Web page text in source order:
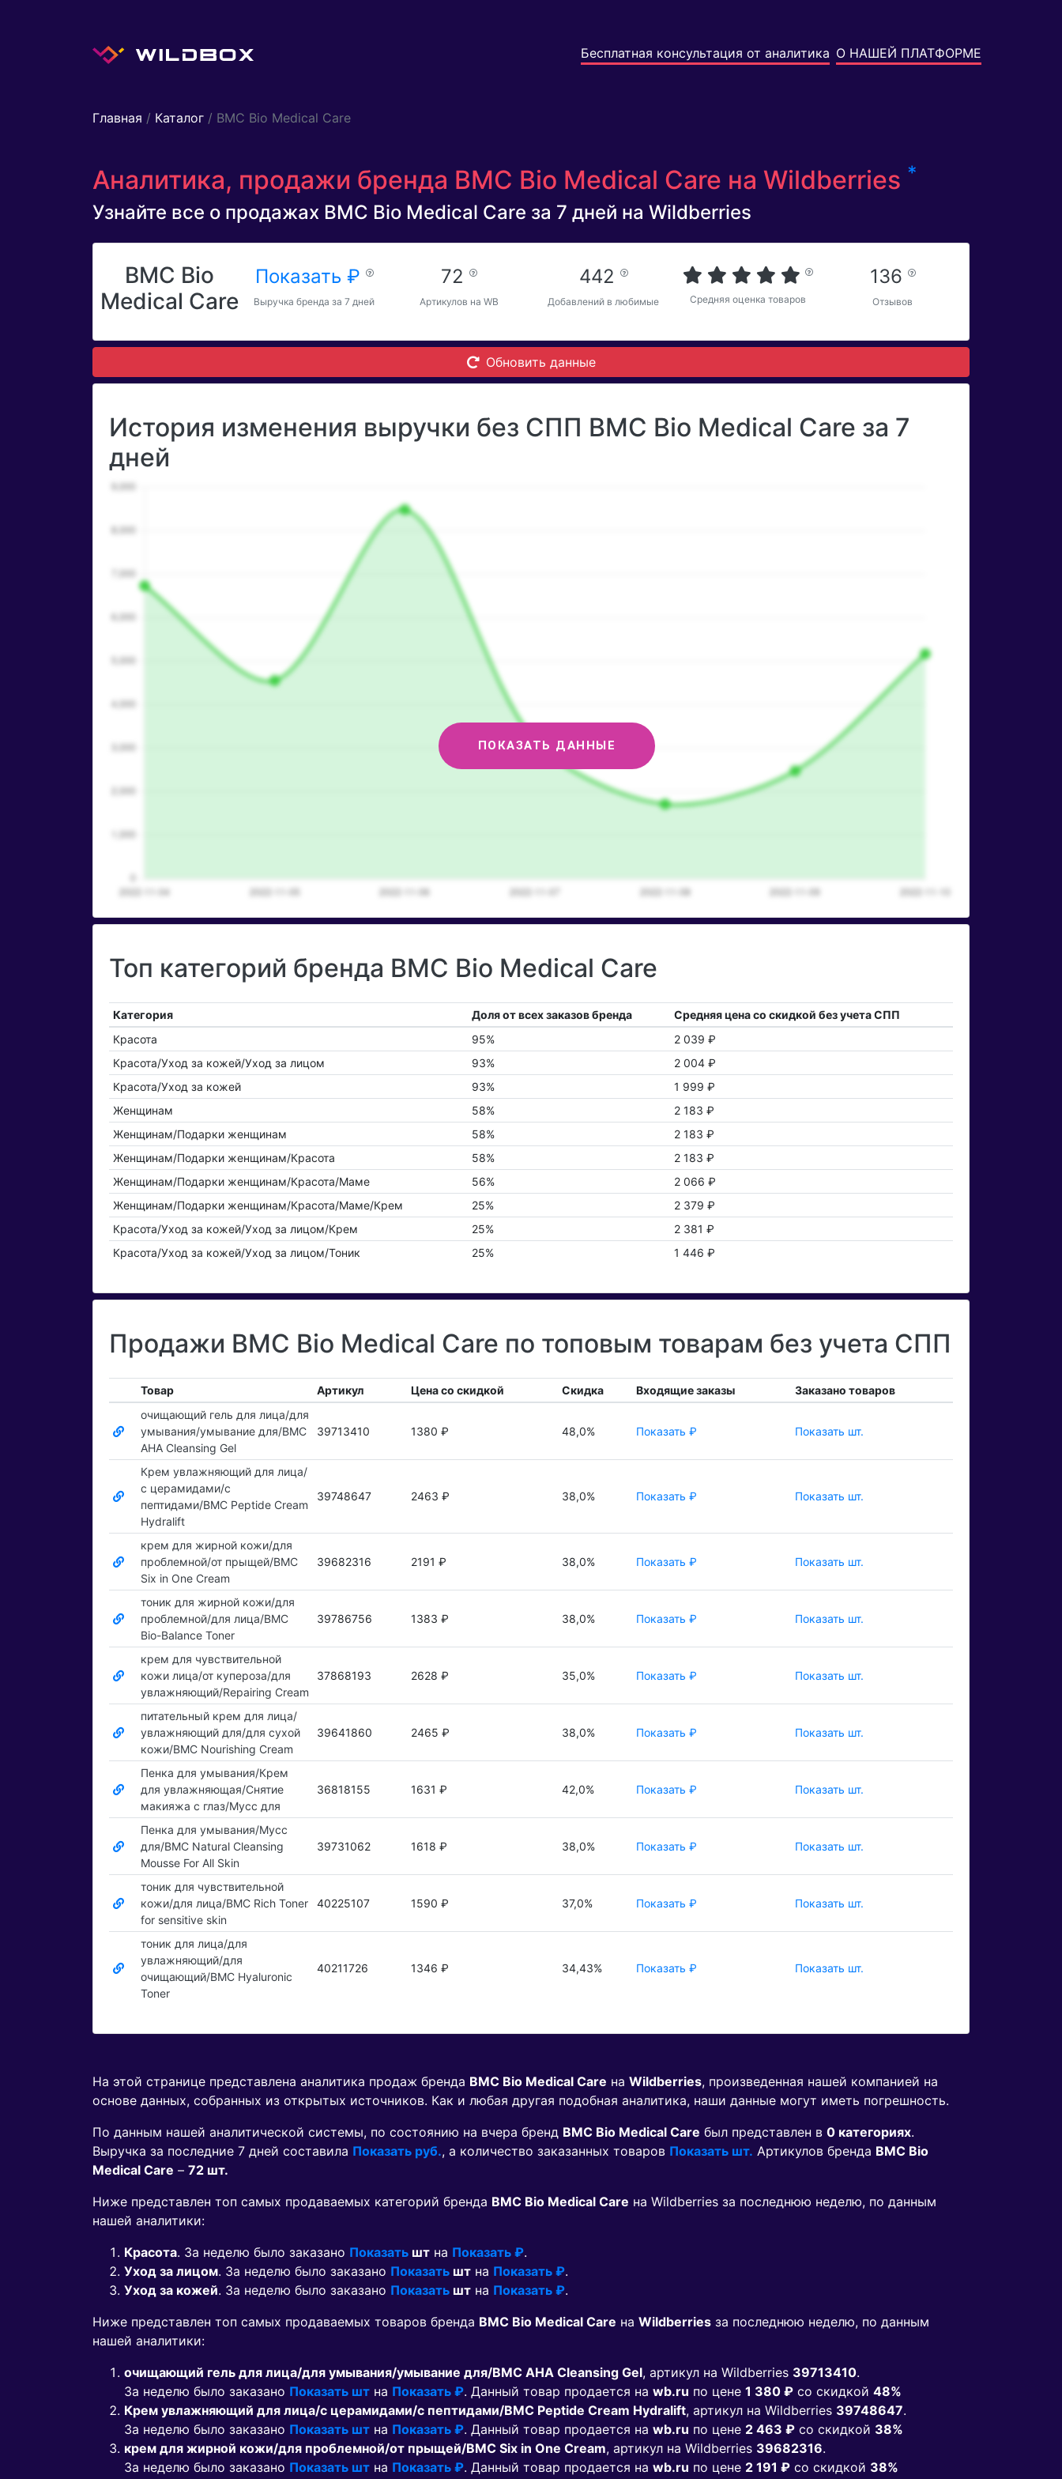
Бесплатная консультация от аналитика О НАШЕЙ ПЛАТФОРМЕ
Главная / Каталог / BMC Bio Medical Care
Аналитика, продажи бренда BMC Bio Medical Care на Wildberries *
Узнайте все о продажах BMC Bio Medical Care за 7 дней на Wildberries
BMC Bio
Medical Care
Показать ₽
Выручка бренда за 7 дней
72
Артикулов на WB
442
Добавлений в любимые Средняя оценка товаров
136
Отзывов
Обновить данные
История изменения выручки без СПП BMC Bio Medical Care за 7
дней
ПОКАЗАТЬ ДАННЫЕ
Топ категорий бренда BMC Bio Medical Care
Категория Доля от всех заказов бренда
Средняя цена со скидкой без учета СПП
Красота
95%
2 039 ₽
Красота/Уход за кожей/Уход за лицом
93%
2 004 ₽
Красота/Уход за кожей
93%
1 999 ₽
Женщинам
58%
2 183 ₽
Женщинам/Подарки женщинам
58%
2 183 ₽
Женщинам/Подарки женщинам/Красота
58%
2 183 ₽
Женщинам/Подарки женщинам/Красота/Маме
56%
2 066 ₽
Женщинам/Подарки женщинам/Красота/Маме/Крем
25%
2 379 ₽
Красота/Уход за кожей/Уход за лицом/Крем
25%
2 381 ₽
Красота/Уход за кожей/Уход за лицом/Тоник
25% 1 446 ₽
Продажи BMC Bio Medical Care по топовым товарам без учета СПП
Товар Артикул Цена со скидкой Скидка Входящие заказы
Заказано товаров
очищающий гель для лица/для
умывания/умывание для/BMC
AHA Cleansing Gel
39713410 1380 ₽ 48,0% Показать ₽ Показать шт.
Крем увлажняющий для лица/
с церамидами/с
пептидами/BMC Peptide Cream
Hydralift
39748647 2463 ₽ 38,0% Показать ₽ Показать шт.
крем для жирной кожи/для
проблемной/от прыщей/BMC
Six in One Cream
39682316 2191 ₽ 38,0% Показать ₽ Показать шт.
тоник для жирной кожи/для
проблемной/для лица/BMC
Bio-Balance Toner
39786756 1383 ₽ 38,0% Показать ₽ Показать шт.
крем для чувствительной
кожи лица/от купероза/для
увлажняющий/Repairing Cream
37868193 2628 ₽ 35,0% Показать ₽ Показать шт.
питательный крем для лица/
увлажняющий для/для сухой
кожи/BMC Nourishing Cream
39641860 2465 ₽ 38,0% Показать ₽ Показать шт.
Пенка для умывания/Крем
для увлажняющая/Снятие
макияжа с глаз/Мусс для
36818155 1631 ₽ 42,0% Показать ₽ Показать шт.
Пенка для умывания/Мусс
для/BMC Natural Cleansing
Mousse For All Skin
39731062 1618 ₽ 38,0% Показать ₽ Показать шт.
тоник для чувствительной
кожи/для лица/BMC Rich Toner
for sensitive skin
40225107 1590 ₽ 37,0% Показать ₽ Показать шт.
тоник для лица/для
увлажняющий/для
очищающий/BMC Hyaluronic
Toner
40211726 1346 ₽ 34,43% Показать ₽ Показать шт.
На этой странице представлена аналитика продаж бренда BMC Bio Medical Care на Wildberries, произведенная нашей компанией на
основе данных, собранных из открытых источников. Как и любая другая подобная аналитика, наши данные могут иметь погрешность.
По данным нашей аналитической системы, по состоянию на вчера бренд BMC Bio Medical Care был представлен в 0 категориях.
Выручка за последние 7 дней составила Показать руб., а количество заказанных товаров Показать шт. Артикулов бренда BMC Bio
Medical Care – 72 шт.
Ниже представлен топ самых продаваемых категорий бренда BMC Bio Medical Care на Wildberries за последнюю неделю, по данным
нашей аналитики:
Красота. За неделю было заказано Показать шт на Показать ₽.
Уход за лицом. За неделю было заказано Показать шт на Показать ₽.
Уход за кожей. За неделю было заказано Показать шт на Показать ₽.
Ниже представлен топ самых продаваемых товаров бренда BMC Bio Medical Care на Wildberries за последнюю неделю, по данным
нашей аналитики:
очищающий гель для лица/для умывания/умывание для/BMC AHA Cleansing Gel, артикул на Wildberries 39713410.
За неделю было заказано Показать шт на Показать ₽. Данный товар продается на wb.ru по цене 1 380 ₽ co скидкой 48%
Крем увлажняющий для лица/с церамидами/с пептидами/BMC Peptide Cream Hydralift, артикул на Wildberries 39748647.
За неделю было заказано Показать шт на Показать ₽. Данный товар продается на wb.ru по цене 2 463 ₽ co скидкой 38%
крем для жирной кожи/для проблемной/от прыщей/BMC Six in One Cream, артикул на Wildberries 39682316.
За неделю было заказано Показать шт на Показать ₽. Данный товар продается на wb.ru по цене 2 191 ₽ co скидкой 38%